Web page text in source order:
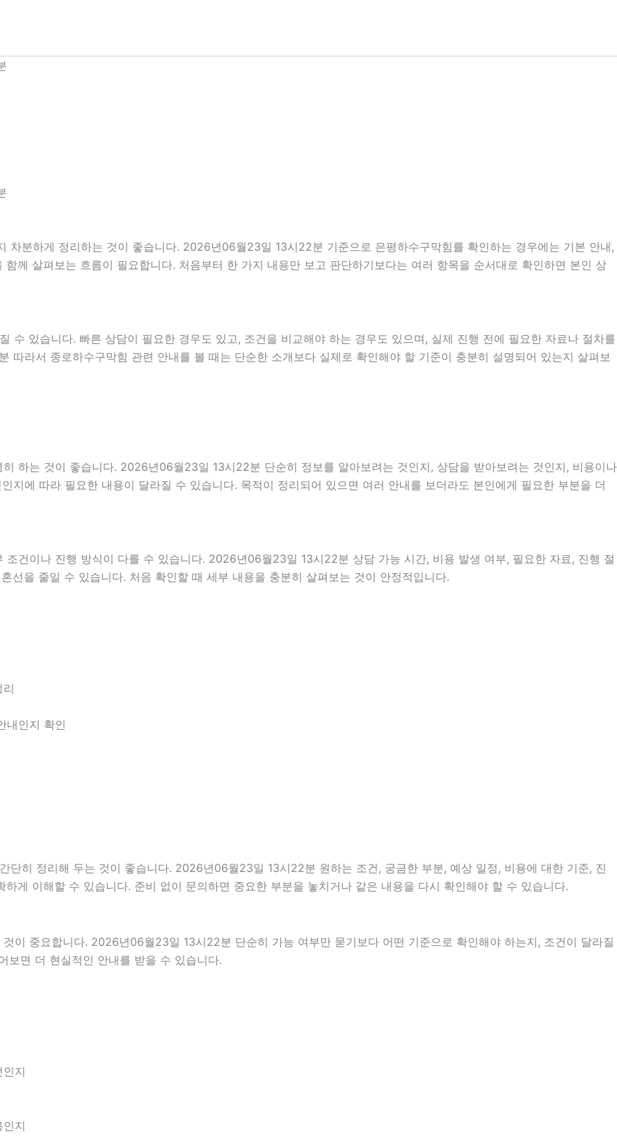
차분하게 정리하는 것이 좋습니다. 2026년06월23일 13시22분 기준으로 은평하수구막힘를 확인하는 경우에는 기본 안내,
께 살펴보는 흐름이 필요합니다. 처음부터 한 가지 내용만 보고 판단하기보다는 여러 항목을 순서대로 확인하면 본인 상
수 있습니다. 빠른 상담이 필요한 경우도 있고, 조건을 비교해야 하는 경우도 있으며, 실제 진행 전에 필요한 자료나 절차를
라서 종로하수구막힘 관련 안내를 볼 때는 단순한 소개보다 실제로 확인해야 할 기준이 충분히 설명되어 있는지 살펴보
하는 것이 좋습니다. 2026년06월23일 13시22분 단순히 정보를 알아보려는 것인지, 상담을 받아보려는 것인지, 비용이나
지에 따라 필요한 내용이 달라질 수 있습니다. 목적이 정리되어 있으면 여러 안내를 보더라도 본인에게 필요한 부분을 더
건이나 진행 방식이 다를 수 있습니다. 2026년06월23일 13시22분 상담 가능 시간, 비용 발생 여부, 필요한 자료, 진행 절
선을 줄일 수 있습니다. 처음 확인할 때 세부 내용을 충분히 살펴보는 것이 안정적입니다.
내인지 확인
단히 정리해 두는 것이 좋습니다. 2026년06월23일 13시22분 원하는 조건, 궁금한 부분, 예상 일정, 비용에 대한 기준, 진
게 이해할 수 있습니다. 준비 없이 문의하면 중요한 부분을 놓치거나 같은 내용을 다시 확인해야 할 수 있습니다.
이 중요합니다. 2026년06월23일 13시22분 단순히 가능 여부만 묻기보다 어떤 기준으로 확인해야 하는지, 조건이 달라질
보면 더 현실적인 안내를 받을 수 있습니다.
지
지